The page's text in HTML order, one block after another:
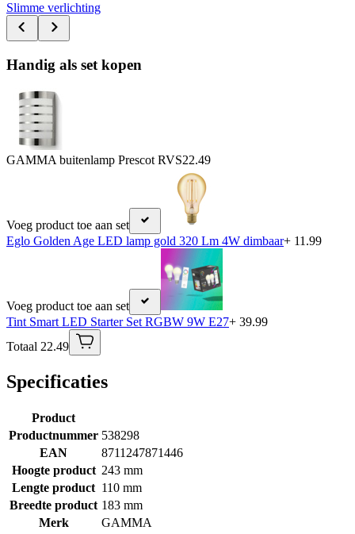
Slimme verlichting
Handig als set kopen
GAMMA buitenlamp Prescot RVS22.49
Voeg product toe aan set
Eglo Golden Age LED lamp gold 320 Lm 4W dimbaar+ 11.99
Voeg product toe aan set
Tint Smart LED Starter Set RGBW 9W E27+ 39.99
Totaal 22.49
Specificaties
Product
Productnummer 538298
EAN
8711247871446
Hoogte product 243 mm
Lengte product 110 mm
Breedte product 183 mm
Merk
GAMMA